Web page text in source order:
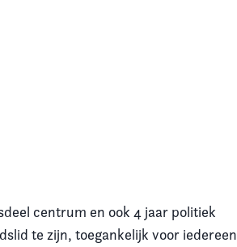
centrum en ook 4 jaar politiek
te zijn, toegankelijk voor iedereen